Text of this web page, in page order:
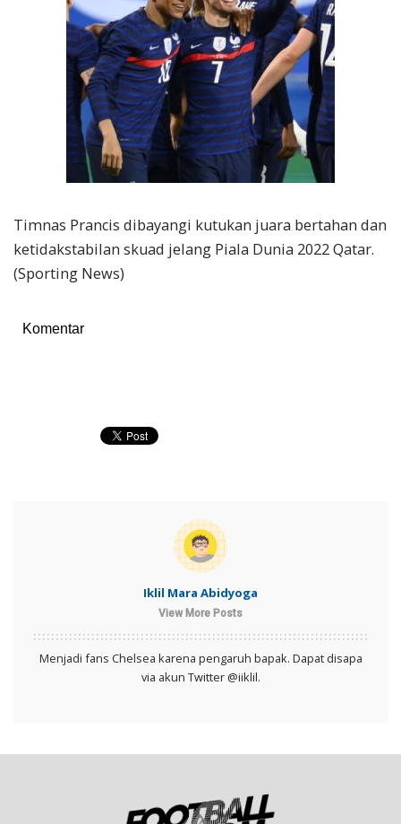
Timnas Prancis dibayangi kutukan juara bertahan dan
ketidakstabilan skuad jelang Piala Dunia 2022 Qatar.
(Sporting News)
Komentar
Iklil Mara Abidyoga
View More Posts
Menjadi fans Chelsea karena pengaruh bapak. Dapat disapa
via akun Twitter @iiklil.